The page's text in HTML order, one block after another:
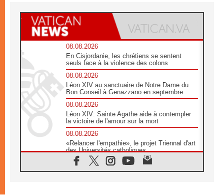
08.08.2026
En Cisjordanie, les chrétiens se sentent
seuls face à la violence des colons
08.08.2026
Léon XIV au sanctuaire de Notre Dame du
Bon Conseil à Genazzano en septembre
08.08.2026
Léon XIV: Sainte Agathe aide à contempler
la victoire de l'amour sur la mort
08.08.2026
«Relancer l'empathie», le projet Triennal d'art
des Universités catholiques
08.08.2026
Signis 2026, donner la parole aux religieuses